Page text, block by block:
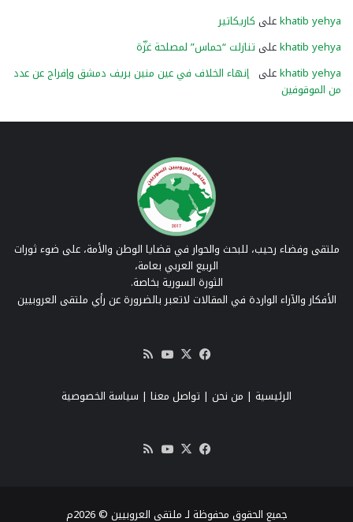
khatib yehyaعلى كاريكاتير
khatib yehyaعلى تنازلت “حماس” لمصلحة غزّة
khatib yehyaعلى إنهاء الخلاف في عين منين بريف دمشق وإفراج عن عدد
من الموقوفين
ملتقى وفضاء رحيب، للبحث والحوار في قضايا الوطن والأمة، على ضوء ثورات
الربيع العربي بعامة،
الثورة السورية بخاصة.
الأفكار والآراء الواردة في المقالات لاتعبر بالضرورة عن رأي ملتقى العروبيين
فيسبوك
‫X
‫YouTube
RSS
الرئيسية | من نحن | تواصل معنا | سياسة الخصوصية
فيسبوك
‫X
‫YouTube
جميع الحقوق محفوظة لـ ملتقى العروبيين © 2026م